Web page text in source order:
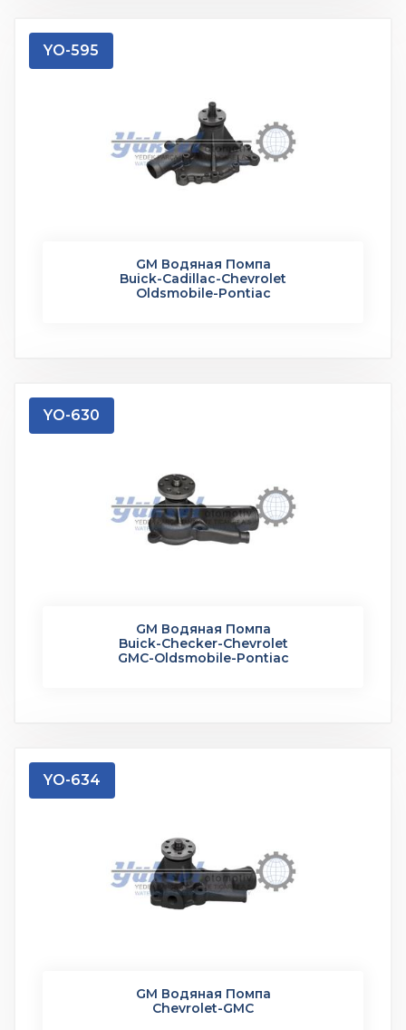
GM Водяная Помпа
Buick-Cadillac-Chevrolet
Oldsmobile-Pontiac
YO-595
GM Водяная Помпа
Buick-Checker-Chevrolet
GMC-Oldsmobile-Pontiac
YO-630
GM Водяная Помпа
Chevrolet-GMC
YO-634